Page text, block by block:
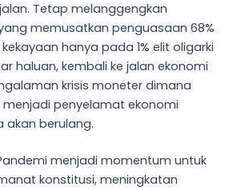
Tetap melanggengkan
memusatkan penguasaan 68%
hanya pada 1% elit oligarki
haluan, kembali ke jalan ekonomi
krisis moneter dimana
penyelamat ekonomi
akan berulang.
menjadi momentum untuk
konstitusi, meningkatan